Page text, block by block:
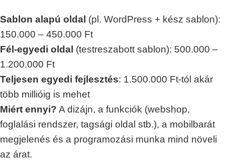
Sablon alapú oldal (pl. WordPress + kész sablon):
150.000 – 450.000 Ft
Fél-egyedi oldal (testreszabott sablon): 500.000 –
1.200.000 Ft
Teljesen egyedi fejlesztés: 1.500.000 Ft-tól akár
több millióig is mehet
Miért ennyi? A dizájn, a funkciók (webshop,
foglalási rendszer, tagsági oldal stb.), a mobilbarát
megjelenés és a programozási munka mind növeli
az árat.